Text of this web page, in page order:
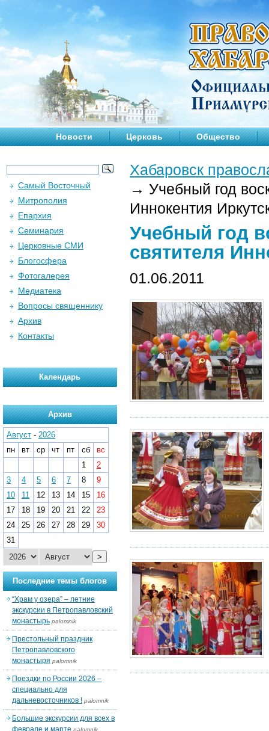
Новости Церковь Общество
Хабаровск
→ Учебный год
Иннокентия
Учебный год
святителя
01.06.2011
Самый Восточный
Митрополия
Епархия
Семинария
Церковные СМИ
Блогосфера
Фотогалерея
Медиатека
Вопросы священнику
Архив
Контакты
Календарь
Архив
Август - 2026
пн
вт ср чт пт сб
вс
1
2
3
4 5 6 7 8
9
10
11 12 13 14 15
16
17
18 19 20 21 22
23
24
25 26 27 28 29
30
31
>
Последние темы блогов
“Храм у озера” – летние
экскурсии в Петропавловский
монастырь palomnik
Престольный праздник
Петропавловского
монастыря palomnik
Поездки по России 2026 –
специально для
дальневосточников ! palomnik
Большие экскурсии для всех в
феврале и марте palomnik